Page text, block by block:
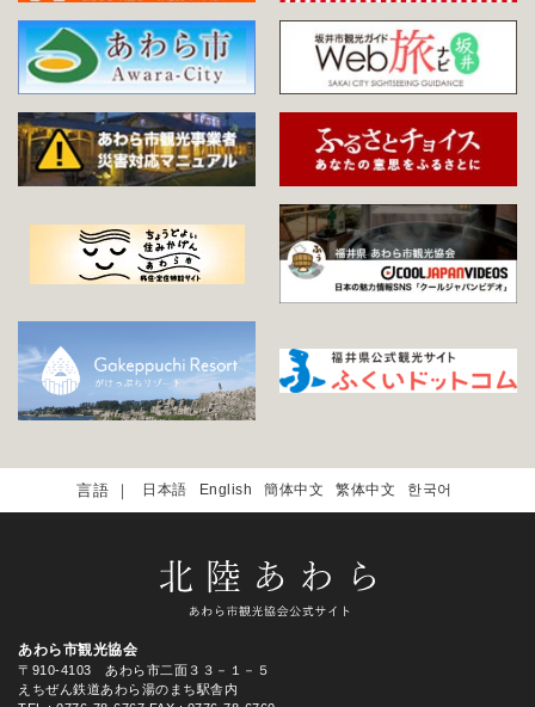
日本語 English 簡体中文 繁体中文 한국어
あわら市観光協会
〒910-4103 あわら市二面３３－１－５
えちぜん鉄道あわら湯のまち駅舎内